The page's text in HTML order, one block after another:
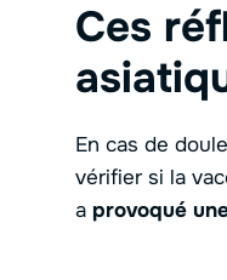
Ces
En cas de
vérifier si la
a provoqué